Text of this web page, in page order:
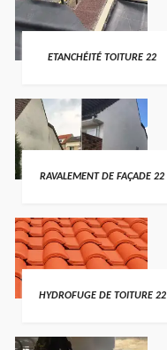
ETANCHÉITÉ TOITURE 22
RAVALEMENT DE FAÇADE 22
HYDROFUGE DE TOITURE 22